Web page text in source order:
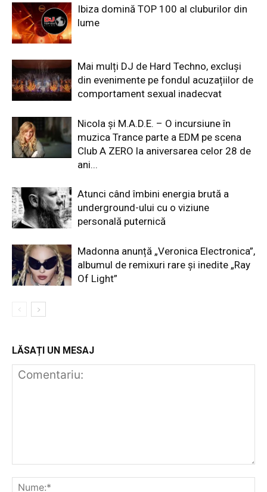
Ibiza domină TOP 100 al cluburilor din
lume
Mai mulți DJ de Hard Techno, excluși
din evenimente pe fondul acuzațiilor de
comportament sexual inadecvat
Nicola și M.A.D.E. – O incursiune în
muzica Trance parte a EDM pe scena
Club A ZERO la aniversarea celor 28 de
ani...
Atunci când îmbini energia brută a
underground-ului cu o viziune
personală puternică
Madonna anunță „Veronica Electronica”,
albumul de remixuri rare și inedite „Ray
Of Light”
LĂSAȚI UN MESAJ